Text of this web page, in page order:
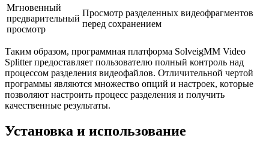
Мгновенный
предварительный
просмотр
Просмотр разделенных видеофрагментов
перед сохранением
Таким образом, программная платформа SolveigMM Video
Splitter предоставляет пользователю полный контроль над
процессом разделения видеофайлов. Отличительной чертой
программы являются множество опций и настроек, которые
позволяют настроить процесс разделения и получить
качественные результаты.
Установка и использование